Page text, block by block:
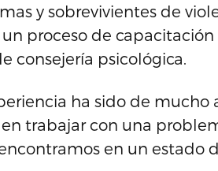
y sobrevivientes de
proceso de
consejería psicológica.
ha sido de mucho
trabajar con una
en un estado